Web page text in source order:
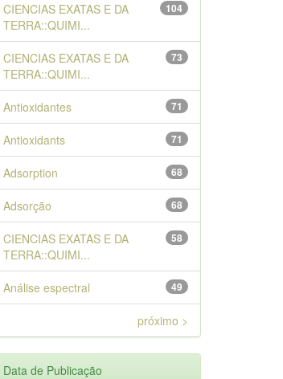
104
CIENCIAS EXATAS E DA
TERRA::QUIMI...
73
CIENCIAS EXATAS E DA
TERRA::QUIMI...
71
Antioxidantes
71
Antioxidants
68
Adsorption
68
Adsorção
58
CIENCIAS EXATAS E DA
TERRA::QUIMI...
49
Análise espectral
próximo >
Data de Publicação